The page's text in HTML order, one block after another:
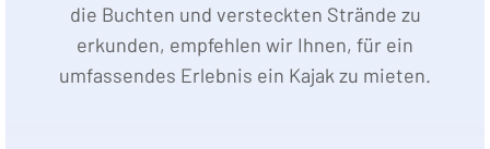
die Buchten und versteckten Strände zu
erkunden, empfehlen wir Ihnen, für ein
umfassendes Erlebnis ein Kajak zu mieten.